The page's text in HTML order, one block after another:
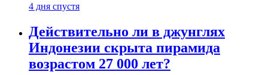
4 дня спустя
Действительно ли в джунглях
Индонезии скрыта пирамида
возрастом 27 000 лет?